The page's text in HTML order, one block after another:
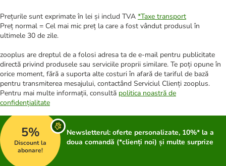
Prețurile sunt exprimate în lei și includ TVA *Taxe transport
Preț normal = Cel mai mic preț la care a fost vândut produsul în
ultimele 30 de zile.
zooplus are dreptul de a folosi adresa ta de e-mail pentru publicitate
directă privind produsele sau serviciile proprii similare. Te poți opune în
orice moment, fără a suporta alte costuri în afară de tariful de bază
pentru transmiterea mesajului, contactând Serviciul Clienți zooplus.
Pentru mai multe informații, consultă politica noastră de
confidențialitate
5%
Discount la
abonare!
Newsletterul: oferte personalizate, 10%* la a
doua comandă (*clienți noi) și multe surprize